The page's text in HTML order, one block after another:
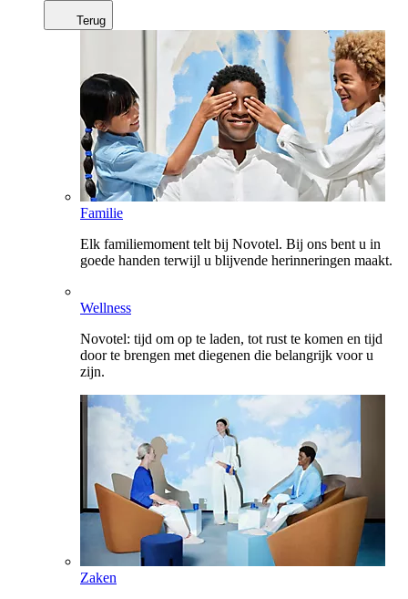
Terug
Familie
Elk familiemoment telt bij Novotel. Bij ons bent u in
goede handen terwijl u blijvende herinneringen maakt.
Wellness
Novotel: tijd om op te laden, tot rust te komen en tijd
door te brengen met diegenen die belangrijk voor u
zijn.
Zaken